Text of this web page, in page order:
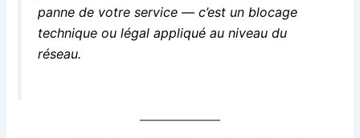
panne de votre service — c’est un blocage
technique ou légal appliqué au niveau du
réseau.